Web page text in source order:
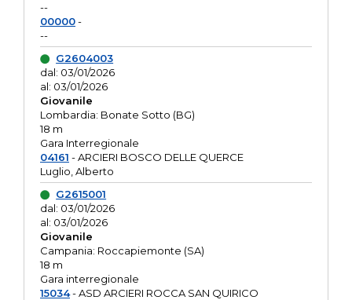
--
00000-
--
G2604003
dal: 03/01/2026
al: 03/01/2026
Giovanile
Lombardia: Bonate Sotto (BG)
18 m
Gara Interregionale
04161 - ARCIERI BOSCO DELLE QUERCE
Luglio, Alberto
G2615001
dal: 03/01/2026
al: 03/01/2026
Giovanile
Campania: Roccapiemonte (SA)
18 m
Gara interregionale
15034- ASD ARCIERI ROCCA SAN QUIRICO